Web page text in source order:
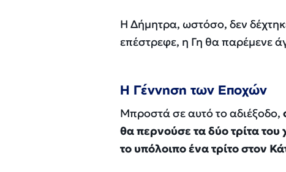
Η Δήμητρα, ωστόσο, δεν
επέστρεφε, η Γη θα παρέμενε
Η Γέννηση των Εποχών
Μπροστά σε αυτό το αδιέξοδο,
θα περνούσε τα δύο τρίτα
το υπόλοιπο ένα τρίτο στον